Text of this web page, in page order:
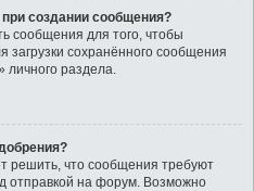
создании сообщения?
сообщения для того, чтобы
загрузки сохранённого сообщения
личного раздела.
решить, что сообщения требуют
отправкой на форум. Возможно